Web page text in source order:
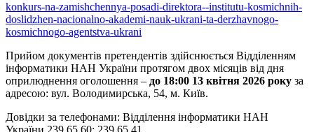
konkurs-na-zamishchennya-posadi-direktora--institutu-kosmichnih-
doslidzhen-nacionalno-akademi-nauk-ukrani-ta-derzhavnogo-
kosmichnogo-agentstva-ukrani
Прийом документів претендентів здійснюється Відділенням
інформатики НАН України протягом двох місяців від дня
оприлюднення оголошення – до 18:00 13 квітня 2026 року за
адресою: вул. Володимирська, 54, м. Київ.
Довідки за телефонами: Відділення інформатики НАН